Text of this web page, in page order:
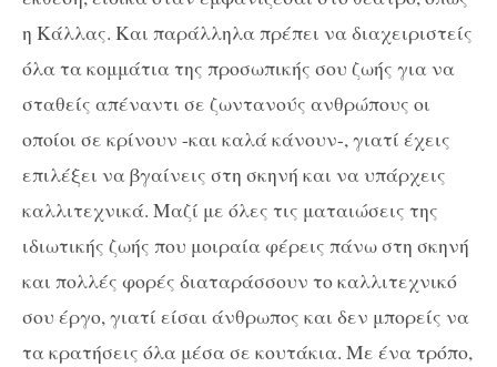
η Κάλλας. Και παράλληλα πρέπει να διαχειριστείς
όλα τα κομμάτια της προσωπικής σου ζωής για να
σταθείς απέναντι σε ζωντανούς ανθρώπους οι
οποίοι σε κρίνουν -και καλά κάνουν-, γιατί έχεις
επιλέξει να βγαίνεις στη σκηνή και να υπάρχεις
καλλιτεχνικά. Μαζί με όλες τις ματαιώσεις της
ιδιωτικής ζωής που μοιραία φέρεις πάνω στη σκηνή
και πολλές φορές διαταράσσουν το καλλιτεχνικό
σου έργο, γιατί είσαι άνθρωπος και δεν μπορείς να
τα κρατήσεις όλα μέσα σε κουτάκια. Με ένα τρόπο,